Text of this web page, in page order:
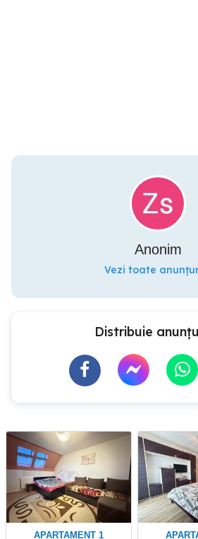
Anonim
Vezi toate
Distribuie
APARTAMENT 1 APARTAMENT 1